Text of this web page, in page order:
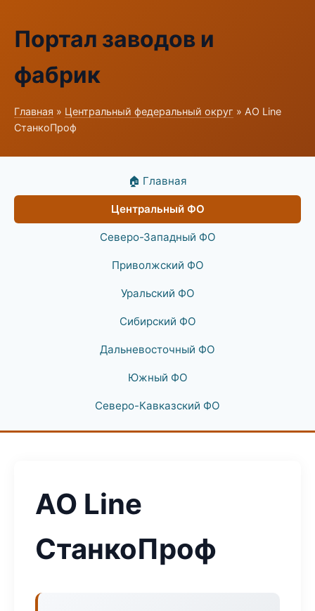
Портал заводов и
фабрик
Главная » Центральный федеральный округ » АО Line
СтанкоПроф
🏠 Главная
Центральный ФО
Северо-Западный ФО
Приволжский ФО
Уральский ФО
Сибирский ФО
Дальневосточный ФО
Южный ФО
Северо-Кавказский ФО
АО Line
СтанкоПроф